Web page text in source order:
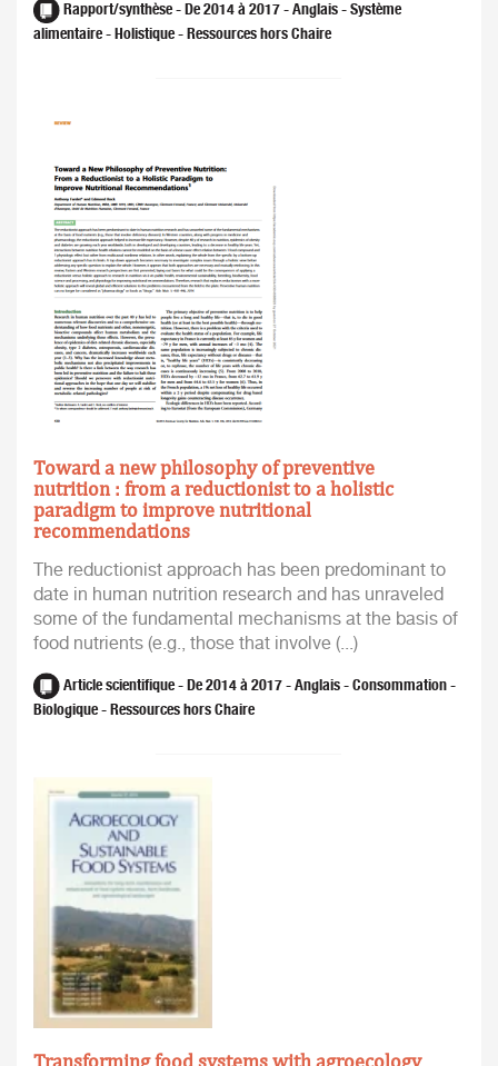
Rapport/synthèse - De 2014 à 2017 - Anglais - Système
alimentaire - Holistique - Ressources hors Chaire
Toward a new philosophy of preventive
nutrition : from a reductionist to a holistic
paradigm to improve nutritional
recommendations
The reductionist approach has been predominant to
date in human nutrition research and has unraveled
some of the fundamental mechanisms at the basis of
food nutrients (e.g., those that involve (...)
Article scientifique - De 2014 à 2017 - Anglais - Consommation -
Biologique - Ressources hors Chaire
Transforming food systems with agroecology